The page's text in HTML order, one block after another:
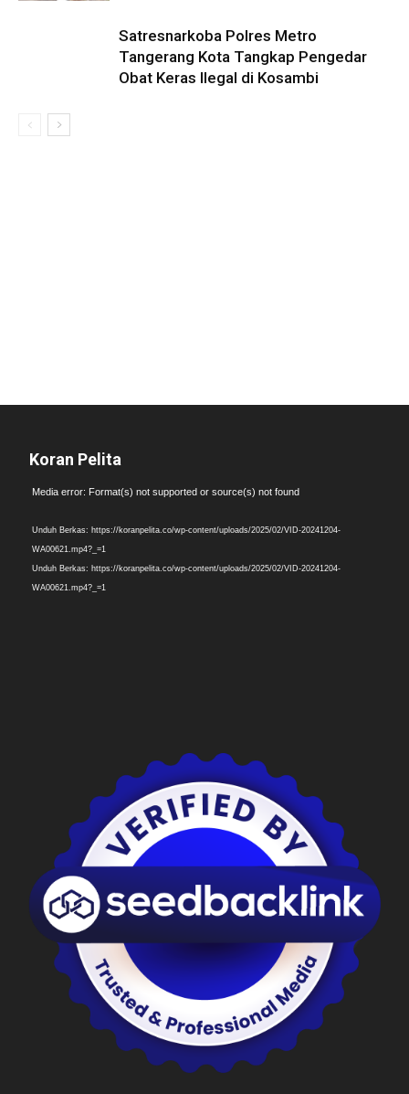
Satresnarkoba Polres Metro
Tangerang Kota Tangkap Pengedar
Obat Keras Ilegal di Kosambi
Koran Pelita
Pemutar
Media error: Format(s) not supported or source(s) not found
Unduh Berkas: https://koranpelita.co/wp-content/uploads/2025/02/VID-20241204-
WA00621.mp4?_=1
Unduh Berkas: https://koranpelita.co/wp-content/uploads/2025/02/VID-20241204-
WA00621.mp4?_=1